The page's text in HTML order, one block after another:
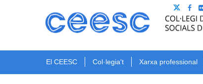
El CEESC Col·legia't Xarxa professional